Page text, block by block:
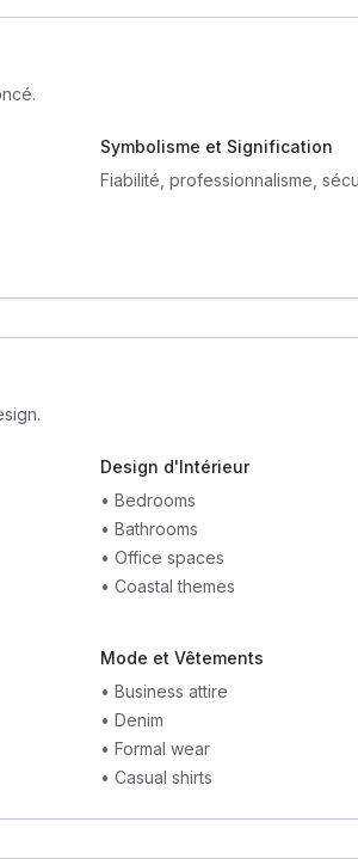
Symbolisme et Signification
Fiabilité, professionnalisme,
Design d'Intérieur
• Bedrooms
• Bathrooms
• Office spaces
• Coastal themes
Mode et Vêtements
• Business attire
• Denim
• Formal wear
• Casual shirts